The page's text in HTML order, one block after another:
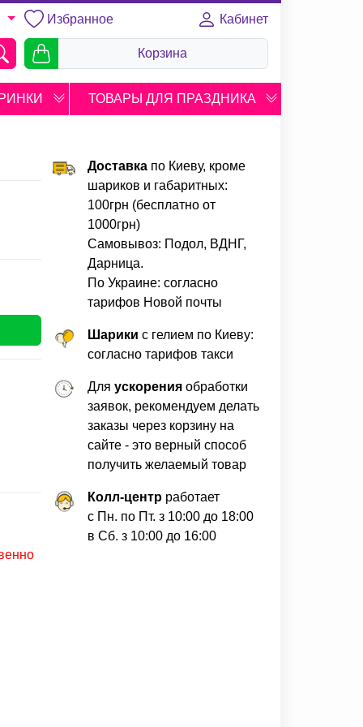
Избранное Кабинет
Корзина
ТОВАРЫ ДЛЯ ПРАЗДНИКА
Доставкапо Киеву, кроме
шариков и габаритных:
100грн (бесплатно от
1000грн)
Самовывоз: Подол, ВДНГ,
Дарница.
По Украине: согласно
тарифов Новой почты
Шарики с гелием по Киеву:
согласно тарифов такси
Для ускоренияобработки
заявок, рекомендуем делать
заказы через корзину на
сайте - это верный способ
получить желаемый товар
Колл-центрработает
с Пн. по Пт. з 10:00 до 18:00
в Сб. з 10:00 до 16:00